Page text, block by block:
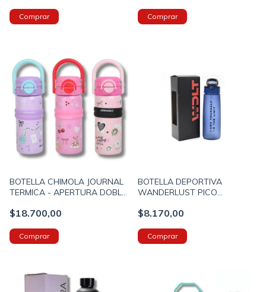
BOTELLA CHIMOLA JOURNAL
TERMICA - APERTURA DOBLE
BOMBILLA 550ml (BZ164)
$18.700,00
Comprar
BOTELLA DEPORTIVA
WANDERLUST PICO
AZUL (40596C)
$8.170,00